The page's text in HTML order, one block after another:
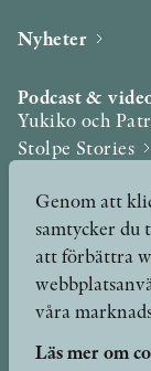
Nyheter
Podcast &
Yukiko och
Stolpe Stories
Utmärkelser
Utmärkelser
Övriga format
Genom att
samtycker du
att förbättra
våra
Läs mer om